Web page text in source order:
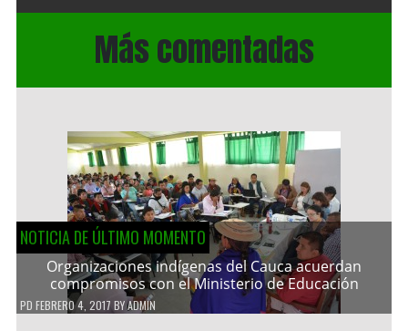
Más comentadas
NOTICIA DE ÚLTIMO MOMENTO
Organizaciones indígenas del Cauca acuerdan
compromisos con el Ministerio de Educación
PD FEBRERO 4, 2017 BYADMIN